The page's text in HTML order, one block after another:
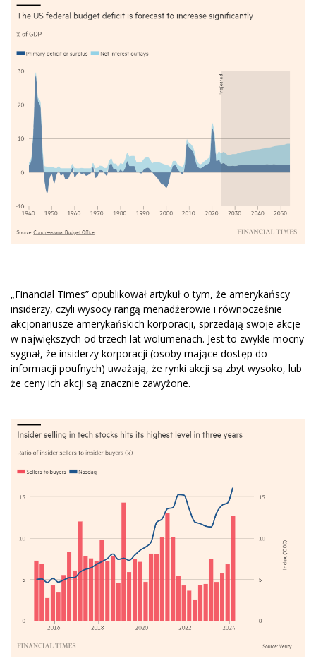
„Financial Times” opublikował artykuł o tym, że amerykańscy
insiderzy, czyli wysocy rangą menadżerowie i równocześnie
akcjonariusze amerykańskich korporacji, sprzedają swoje akcje
w największych od trzech lat wolumenach. Jest to zwykle mocny
sygnał, że ​​insiderzy korporacji (osoby mające dostęp do
informacji poufnych) uważają, że rynki akcji są zbyt wysoko, lub
że ceny ich akcji są znacznie zawyżone.